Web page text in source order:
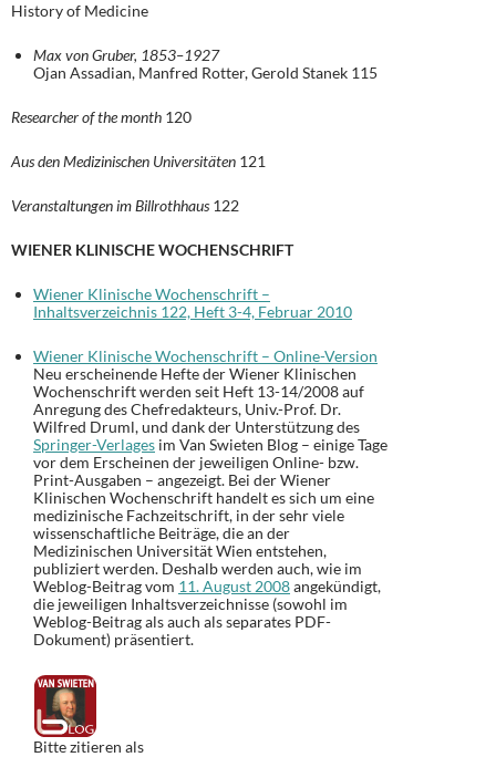
History of Medicine
Max von Gruber, 1853–1927
Ojan Assadian, Manfred Rotter, Gerold Stanek 115
Researcher of the month 120
Aus den Medizinischen Universitäten 121
Veranstaltungen im Billrothhaus 122
WIENER KLINISCHE WOCHENSCHRIFT
Wiener Klinische Wochenschrift –
Inhaltsverzeichnis 122, Heft 3-4, Februar 2010
Wiener Klinische Wochenschrift – Online-Version
Neu erscheinende Hefte der Wiener Klinischen
Wochenschrift werden seit Heft 13-14/2008 auf
Anregung des Chefredakteurs, Univ.-Prof. Dr.
Wilfred Druml, und dank der Unterstützung des
Springer-Verlages im Van Swieten Blog – einige Tage
vor dem Erscheinen der jeweiligen Online- bzw.
Print-Ausgaben – angezeigt. Bei der Wiener
Klinischen Wochenschrift handelt es sich um eine
medizinische Fachzeitschrift, in der sehr viele
wissenschaftliche Beiträge, die an der
Medizinischen Universität Wien entstehen,
publiziert werden. Deshalb werden auch, wie im
Weblog-Beitrag vom 11. August 2008angekündigt,
die jeweiligen Inhaltsverzeichnisse (sowohl im
Weblog-Beitrag als auch als separates PDF-
Dokument) präsentiert.
Bitte zitieren als